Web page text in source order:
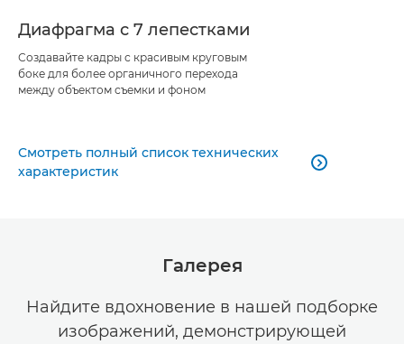
Диафрагма с 7 лепестками
Создавайте кадры с красивым круговым
боке для более органичного перехода
между объектом съемки и фоном
Смотреть полный список технических
характеристик

Галерея
Найдите вдохновение в нашей подборке
изображений, демонстрирующей